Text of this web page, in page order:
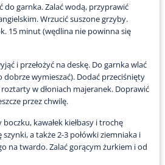
do garnka. Zalać wodą, przyprawić
Wrzucić suszone grzyby.
15 minut (wędlina nie powinna się
i przełożyć na deskę. Do garnka wlać
dobrze wymieszać). Dodać przeciśnięty
w dłoniach majeranek. Doprawić
przez chwilę.
kawałek kiełbasy i trochę
a także 2-3 połówki ziemniaka i
na twardo. Zalać gorącym żurkiem i od